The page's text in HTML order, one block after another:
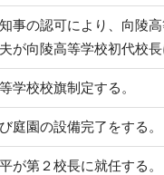
事の認可により、向陵
が向陵高等学校初代校長
学校校旗制定する。
庭園の設備完了をする。
が第２校長に就任する。